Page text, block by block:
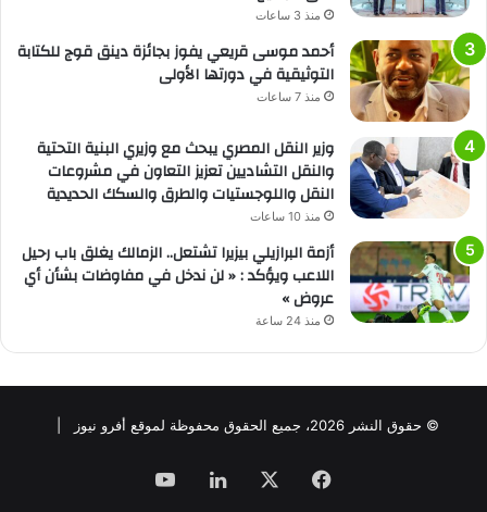
منذ 3 ساعات
أحمد موسى قريعي يفوز بجائزة دينق قوج للكتابة
التوثيقية في دورتها الأولى
منذ 7 ساعات
وزير النقل المصري يبحث مع وزيري البنية التحتية
والنقل التشاديين تعزيز التعاون في مشروعات
النقل واللوجستيات والطرق والسكك الحديدية
منذ 10 ساعات
أزمة البرازيلي بيزيرا تشتعل.. الزمالك يغلق باب رحيل
اللاعب ويؤكد : « لن ندخل في مفاوضات بشأن أي
عروض »
منذ 24 ساعة
© حقوق النشر 2026، جميع الحقوق محفوظة لموقع أفرو نيوز |
فيسبوك لينكدإن